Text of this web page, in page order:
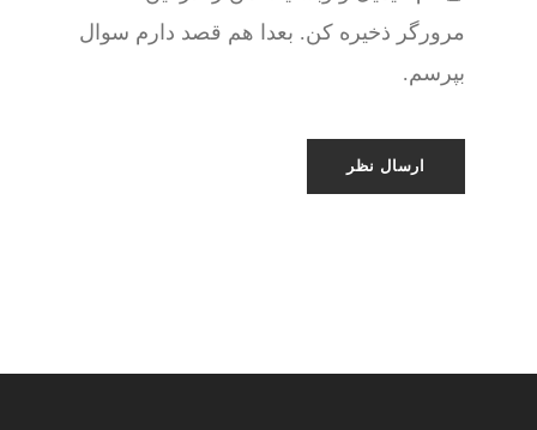
مرورگر ذخیره کن. بعدا هم قصد دارم سوال
بپرسم.